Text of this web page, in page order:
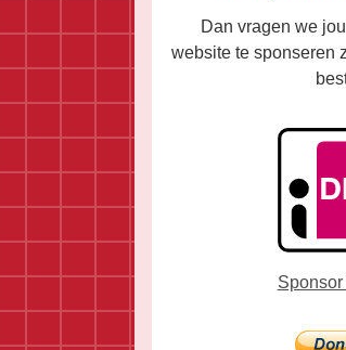
Dan vragen we
website te sponseren